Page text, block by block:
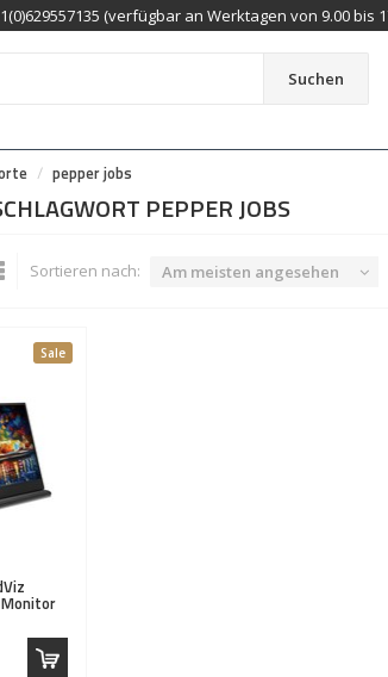
(verfügbar an Werktagen von 9.00 bis
Suchen
pepper jobs
PEPPER JOBS
Sortieren nach: Am meisten angesehen
Sale